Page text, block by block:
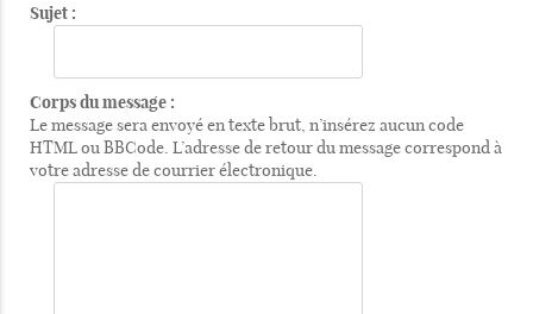
Sujet :
Corps du message :
Le message sera envoyé en texte brut, n’insérez aucun code
HTML ou BBCode. L’adresse de retour du message correspond à
votre adresse de courrier électronique.